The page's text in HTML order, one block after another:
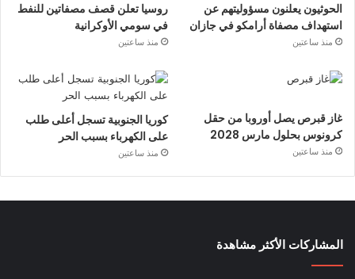
الحوثيون يعلنون مسؤوليتهم عن
استهداف مصفاة أرامكو في جازان
منذ ساعتين
روسيا تعلن قصف مصفاتين للنفط
في سومي الأوكرانية
منذ ساعتين
غاز قبرص يصل أوروبا من حقل
كرونوس بحلول مارس 2028
منذ ساعتين
كوريا الجنوبية تسجل أعلى طلب
على الكهرباء بسبب الحر
منذ ساعتين
المشاركات الأكثر مشاهدة